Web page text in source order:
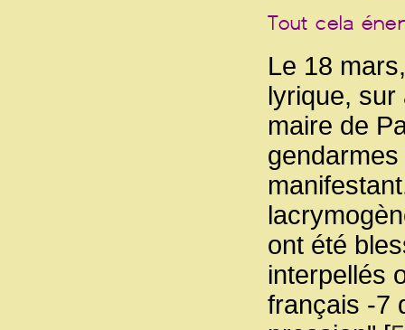
Le 18
lyrique, sur
maire de
ont été
interpellés
français -7